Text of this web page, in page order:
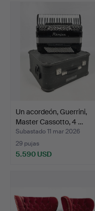
Un acordeón, Guerrini,
Master Cassotto, 4 …
Subastado 11 mar 2026
29 pujas
5.590 USD